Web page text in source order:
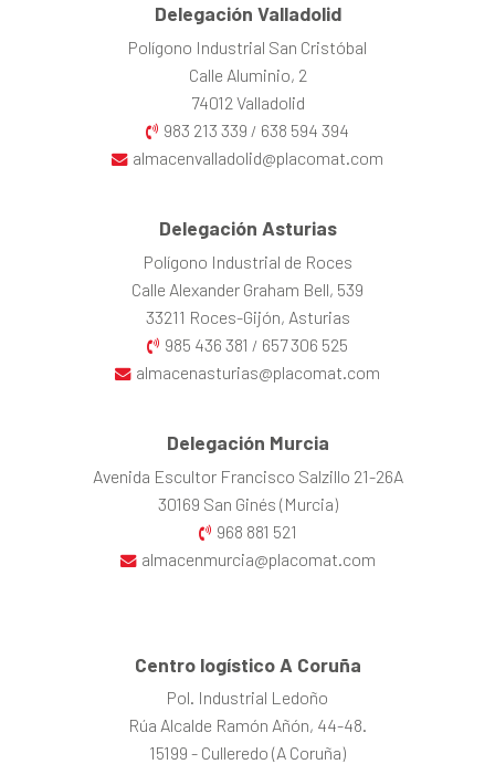
Delegación Valladolid
Polígono Industrial San Cristóbal
Calle Aluminio, 2
74012 Valladolid
983 213 339 / 638 594 394
almacenvalladolid@placomat.com
Delegación Asturias
Polígono Industrial de Roces
Calle Alexander Graham Bell, 539
33211 Roces-Gijón, Asturias
985 436 381 / 657 306 525
almacenasturias@placomat.com
Delegación Murcia
Avenida Escultor Francisco Salzillo 21-26A
30169 San Ginés (Murcia)
968 881 521
almacenmurcia@placomat.com
Centro logístico A Coruña
Pol. Industrial Ledoño
Rúa Alcalde Ramón Añón, 44-48.
15199 - Culleredo (A Coruña)